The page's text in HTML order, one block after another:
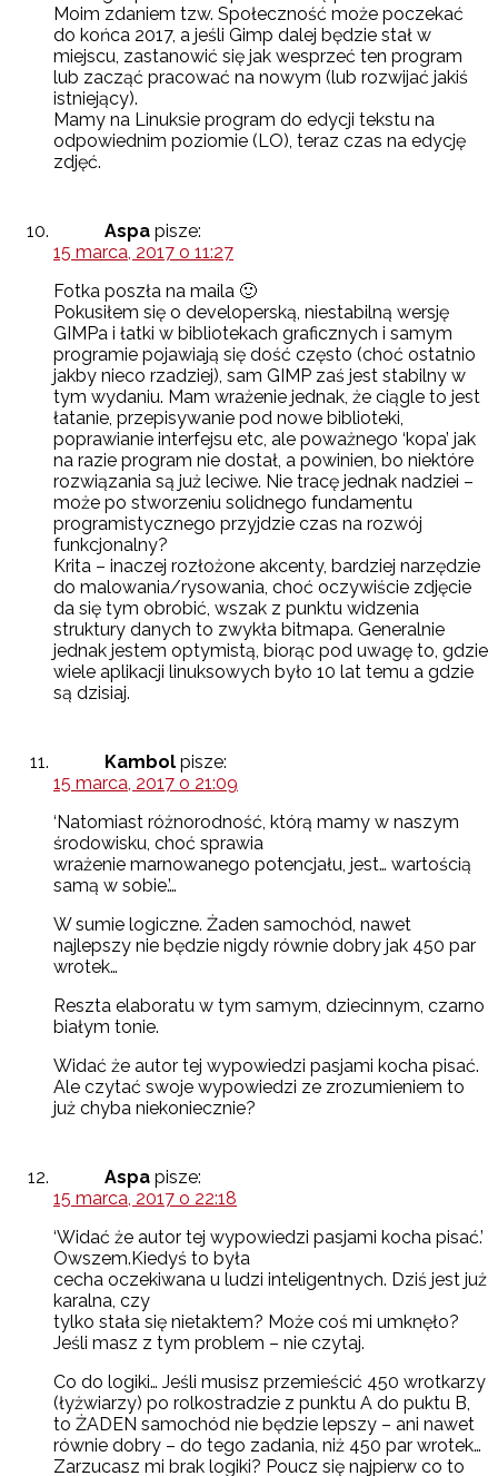
Moim zdaniem tzw. Społeczność może poczekać
do końca 2017, a jeśli Gimp dalej będzie stał w
miejscu, zastanowić się jak wesprzeć ten program
lub zacząć pracować na nowym (lub rozwijać jakiś
istniejący).
Mamy na Linuksie program do edycji tekstu na
odpowiednim poziomie (LO), teraz czas na edycję
zdjęć.
Aspa pisze:
15 marca, 2017 o 11:27
Fotka poszła na maila 🙂
Pokusiłem się o developerską, niestabilną wersję
GIMPa i łatki w bibliotekach graficznych i samym
programie pojawiają się dość często (choć ostatnio
jakby nieco rzadziej), sam GIMP zaś jest stabilny w
tym wydaniu. Mam wrażenie jednak, że ciągle to jest
łatanie, przepisywanie pod nowe biblioteki,
poprawianie interfejsu etc, ale poważnego ‘kopa’ jak
na razie program nie dostał, a powinien, bo niektóre
rozwiązania są już leciwe. Nie tracę jednak nadziei –
może po stworzeniu solidnego fundamentu
programistycznego przyjdzie czas na rozwój
funkcjonalny?
Krita – inaczej rozłożone akcenty, bardziej narzędzie
do malowania/rysowania, choć oczywiście zdjęcie
da się tym obrobić, wszak z punktu widzenia
struktury danych to zwykła bitmapa. Generalnie
jednak jestem optymistą, biorąc pod uwagę to, gdzie
wiele aplikacji linuksowych było 10 lat temu a gdzie
są dzisiaj.
Kambol pisze:
15 marca, 2017 o 21:09
‘Natomiast różnorodność, którą mamy w naszym
środowisku, choć sprawia
wrażenie marnowanego potencjału, jest… wartością
samą w sobie.’…
W sumie logiczne. Żaden samochód, nawet
najlepszy nie będzie nigdy równie dobry jak 450 par
wrotek…
Reszta elaboratu w tym samym, dziecinnym, czarno
białym tonie.
Widać że autor tej wypowiedzi pasjami kocha pisać.
Ale czytać swoje wypowiedzi ze zrozumieniem to
już chyba niekoniecznie?
Aspa pisze:
15 marca, 2017 o 22:18
‘Widać że autor tej wypowiedzi pasjami kocha pisać.’
Owszem.Kiedyś to była
cecha oczekiwana u ludzi inteligentnych. Dziś jest już
karalna, czy
tylko stała się nietaktem? Może coś mi umknęło?
Jeśli masz z tym problem – nie czytaj.
Co do logiki… Jeśli musisz przemieścić 450 wrotkarzy
(łyżwiarzy) po rolkostradzie z punktu A do puktu B,
to ŻADEN samochód nie będzie lepszy – ani nawet
równie dobry – do tego zadania, niż 450 par wrotek…
Zarzucasz mi brak logiki? Poucz się najpierw co to